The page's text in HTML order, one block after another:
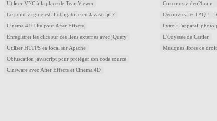
Utiliser VNC à la place de TeamViewer
Le point virgule est-il obligatoire en Javascript ?
Cinema 4D Lite pour After Effects
Enregistrer les clics sur des liens externes avec jQuery
Utiliser HTTPS en local sur Apache
Obfuscation javascript pour protéger son code source
Cineware avec After Effects et Cinema 4D
Concours video2brain
Découvrez les FAQ !
Lytro : l'appareil photo
L'Odyssée de Cartier
Musiques libres de